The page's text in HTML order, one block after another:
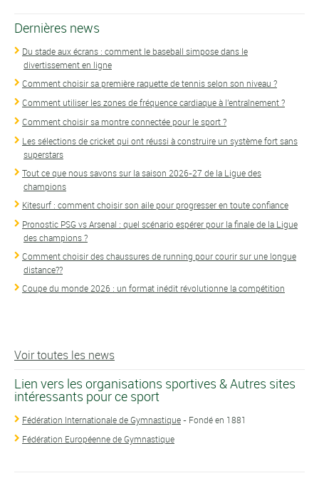
Dernières news
Du stade aux écrans : comment le baseball simpose dans le
divertissement en ligne
Comment choisir sa première raquette de tennis selon son niveau ?
Comment utiliser les zones de fréquence cardiaque à l'entraînement ?
Comment choisir sa montre connectée pour le sport ?
Les sélections de cricket qui ont réussi à construire un système fort sans
superstars
Tout ce que nous savons sur la saison 2026-27 de la Ligue des
champions
Kitesurf : comment choisir son aile pour progresser en toute confiance
Pronostic PSG vs Arsenal : quel scénario espérer pour la finale de la Ligue
des champions ?
Comment choisir des chaussures de running pour courir sur une longue
distance??
Coupe du monde 2026 : un format inédit révolutionne la compétition
Voir toutes les news
Lien vers les organisations sportives & Autres sites
intéressants pour ce sport
Fédération Internationale de Gymnastique- Fondé en 1881
Fédération Européenne de Gymnastique